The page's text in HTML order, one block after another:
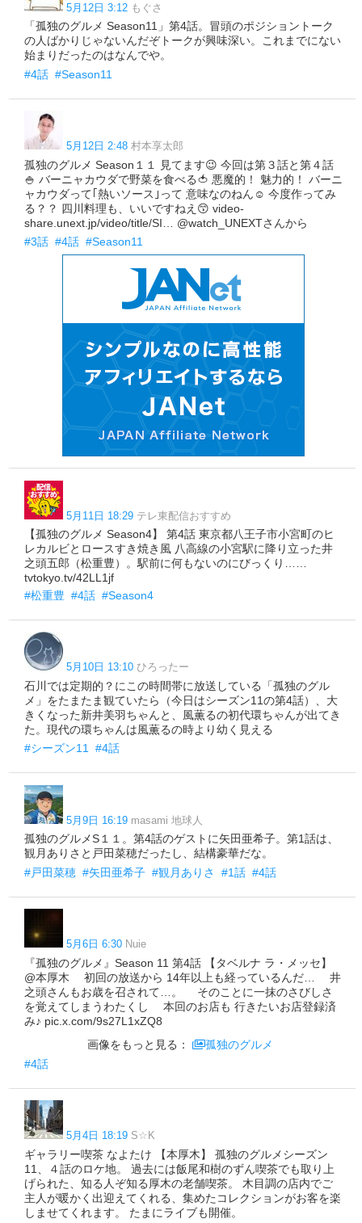
5月12日 3:12 もぐさ
「孤独のグルメ Season11」第4話。冒頭のポジショントーク
の人ばかりじゃないんだぞトークが興味深い。これまでにない
始まりだったのはなんでや。
#4話 #Season11
5月12日 2:48 村本享太郎
孤独のグルメ Season１１ 見てます😉 今回は第３話と第４話
🍚 バーニャカウダで野菜を食べる🍅 悪魔的！ 魅力的！ バーニ
ャカウダって｢熱いソース｣って 意味なのねん☺ 今度作ってみ
る？？ 四川料理も、いいですねえ😙 video-
share.unext.jp/video/title/SI… @watch_UNEXTさんから
#3話 #4話 #Season11
5月11日 18:29 テレ東配信おすすめ
【孤独のグルメ Season4】 第4話 東京都八王子市小宮町のヒ
レカルビとロースすき焼き風 八高線の小宮駅に降り立った井
之頭五郎（松重豊）。駅前に何もないのにびっくり……
tvtokyo.tv/42LL1jf
#松重豊 #4話 #Season4
5月10日 13:10 ひろったー
石川では定期的？にこの時間帯に放送している「孤独のグル
メ」をたまたま観ていたら（今日はシーズン11の第4話）、大
きくなった新井美羽ちゃんと、風薫るの初代環ちゃんが出てき
た。現代の環ちゃんは風薫るの時より幼く見える
#シーズン11 #4話
5月9日 16:19 masami 地球人
孤独のグルメS１１。第4話のゲストに矢田亜希子。第1話は、
観月ありさと戸田菜穂だったし、結構豪華だな。
#戸田菜穂 #矢田亜希子 #観月ありさ #1話 #4話
5月6日 6:30 Nuie
『孤独のグルメ』Season 11 第4話 【タベルナ ラ・メッセ】
@本厚木 初回の放送から 14年以上も経っているんだ… 井
之頭さんもお歳を召されて…。 そのことに一抹のさびしさ
を覚えてしまうわたくし 本回のお店も 行きたいお店登録済
み♪ pic.x.com/9s27L1xZQ8
画像をもっと見る：
孤独のグルメ
#4話
5月4日 18:19 S☆K
ギャラリー喫茶 なよたけ 【本厚木】 孤独のグルメシーズン
11、４話のロケ地。 過去には飯尾和樹のずん喫茶でも取り上
げられた、知る人ぞ知る厚木の老舗喫茶。 木目調の店内でご
主人が暖かく出迎えてくれる、集めたコレクションがお客を楽
しませてくれます。 たまにライブも開催。